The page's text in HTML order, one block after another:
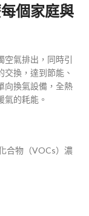
個家庭與
空氣排出，同時引
交換，達到節能、
向換氣設備，全熱
氣的耗能。
合物（VOCs）濃